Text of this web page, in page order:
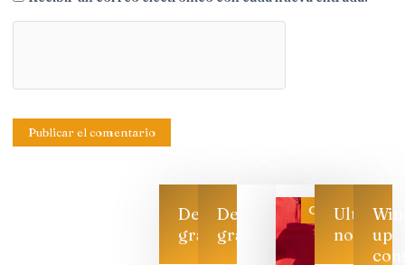
Descarga
gratis
Descarga
gratis
CategoríaUltimas
noticias
up